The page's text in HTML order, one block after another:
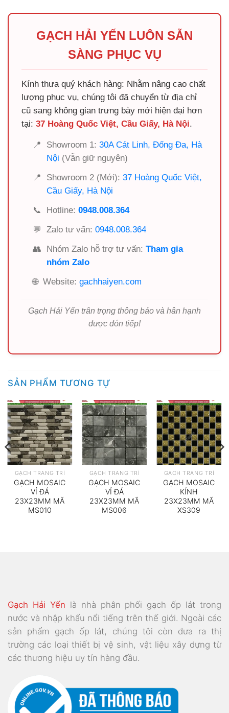
GẠCH HẢI YẾN LUÔN SẴN
SÀNG PHỤC VỤ
Kính thưa quý khách hàng: Nhằm nâng cao chất
lượng phục vụ, chúng tôi đã chuyển từ địa chỉ
cũ sang không gian trưng bày mới hiện đại hơn
tại: 37 Hoàng Quốc Việt, Cầu Giấy, Hà Nội.
📍 Showroom 1: 30A Cát Linh, Đống Đa, Hà
Nội (Vẫn giữ nguyên)
📍
Showroom 2 (Mới): 37 Hoàng Quốc Việt,
Cầu Giấy, Hà Nội
📞
Hotline: 0948.008.364
💬
Zalo tư vấn: 0948.008.364
👥
Nhóm Zalo hỗ trợ tư vấn: Tham gia
nhóm Zalo
🌐 Website: gachhaiyen.com
Gạch Hải Yến trân trọng thông báo và hân hạnh
được đón tiếp!
SẢN PHẨM TƯƠNG TỰ
GẠCH TRANG TRÍ
GẠCH MOSAIC
VỈ ĐÁ
23X23MM MÃ
MS010
GẠCH TRANG TRÍ
GẠCH MOSAIC
VỈ ĐÁ
23X23MM MÃ
MS006
GẠCH TRANG TRÍ
GẠCH MOSAIC
KÍNH
23X23MM MÃ
XS309
Gạch Hải Yến là nhà phân phối gạch ốp lát trong
nước và nhập khẩu nổi tiếng trên thế giới. Ngoài các
sản phẩm gạch ốp lát, chúng tôi còn đưa ra thị
trường các loại thiết bị vệ sinh, vật liệu xây dựng từ
các thương hiệu uy tín hàng đầu.